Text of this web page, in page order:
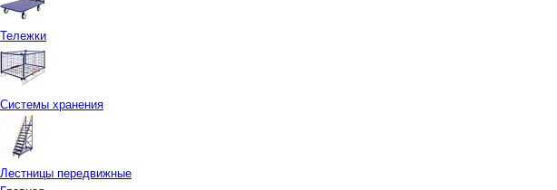
Тележки
Системы хранения
Лестницы передвижные